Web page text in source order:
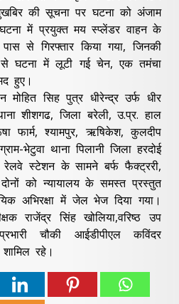
की सूचना पर घटना को अंजाम
घटना में प्रयुक्त मय स्प्लेंडर वाहन के
से गिरफ्तार किया गया, जिनकी
घटना में लूटी गई चेन, एक तमंचा
हुए।
मोहित सिह पुत्र धीरेन्द्र उर्फ धीर
शीशगढ, जिला बरेली, उ.प्र. हाल
फार्म, श्यामपुर, ऋषिकेश, कुलदीप
भेटुवा थाना पिलानी जिला हरदोई
रेलवे स्टेशन के सामने बर्फ फैक्ट्ररी,
को न्यायालय के समस्त प्रस्तुत
अभिरक्षा में जेल भेज दिया गया।
राजेंद्र सिंह खोलिया,वरिष्ठ उप
चौकी आईडीपीएल कविंदर
रहे।